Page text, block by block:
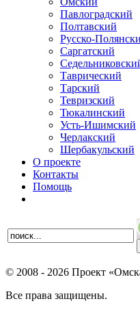
Павлоградский
Полтавский
Русско-
Саргатский
Таврический
Тарский
Тевризский
Тюкалинский
Усть-Ишимский
Черлакский
Шербакульский
О проекте
Контакты
Помощь
© 2008 - 2026 Проект
Все права защищены.